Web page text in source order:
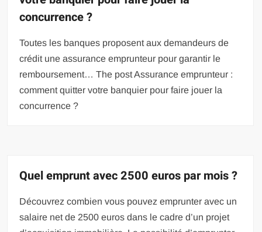
concurrence ?
Toutes les banques proposent aux demandeurs de
crédit une assurance emprunteur pour garantir le
remboursement… The post Assurance emprunteur :
comment quitter votre banquier pour faire jouer la
concurrence ?
Quel emprunt avec 2500 euros par mois ?
Découvrez combien vous pouvez emprunter avec un
salaire net de 2500 euros dans le cadre d’un projet